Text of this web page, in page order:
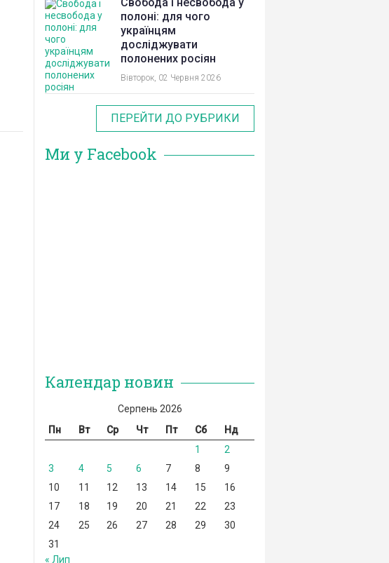
полоні: для чого
українцям
досліджувати
полонених росіян
Вівторок, 02 Червня 2026
ПЕРЕЙТИ ДО РУБРИКИ
Ми у Facebook
Календар новин
Серпень 2026
Пн
Вт Ср Чт Пт Сб
Нд
1
2
3
4 5 6 7 8
9
10
11 12 13 14 15
16
17
18 19 20 21 22
23
24
25 26 27 28 29
30
31
« Лип